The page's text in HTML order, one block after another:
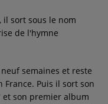
il sort sous le nom
de l'hymne
semaines et reste
France. Puis il sort son
et son premier album